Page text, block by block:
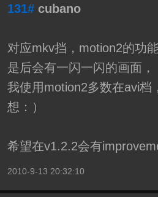
131# cubano
对应mkv挡，motion2的功
是后会有一闪一闪的画面，
我使用motion2多数在avi档
想：）
希望在v1.2.2会有
2010-9-13 20:32:10